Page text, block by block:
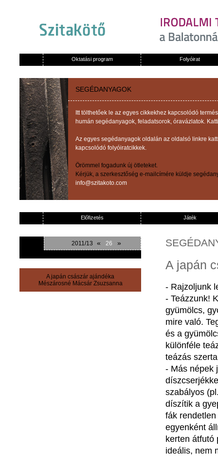
Oktatási program Folyóirat
SEGÉDANYAGOK
Itt tölthetőek le az egyes cikkekhez kapcsolódó
humán segédanyagok, feladatsorok, óravázlatok.
Az egyes segédanyagok oldalán az oldalsó linkre
kapcsolódó folyóiratcikkek.
Örömmel fogadunk új ötleteket.
Kérjük, a szerkesztőség e-mailcímére küldje
info@szitakoto.com
Előfizetés Játék
2011/13 « 26 »
A japán császár ajándéka
Mészárosné Mácsár Zsuzsanna
A japán
- Rajzoljunk
- Teázzunk!
gyümölcs,
mire való.
és a
különféle
teázás
- Más népek
szabályos
díszítik a
fák
egyenként
kerten átfutó
ideális, nem